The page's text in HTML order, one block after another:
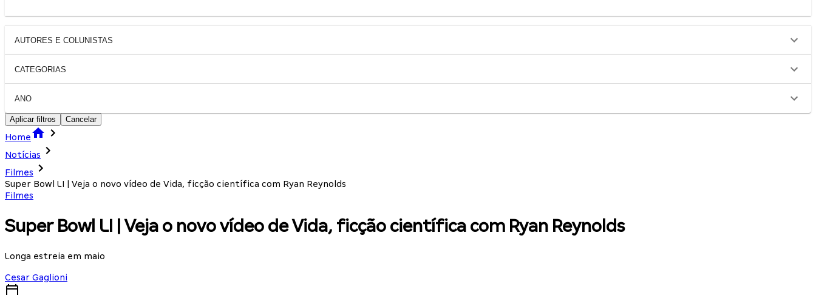
AUTORES E COLUNISTAS
CATEGORIAS
ANO
Aplicar filtros Cancelar
Home
Notícias
Filmes
Super Bowl LI | Veja o novo vídeo de Vida, ficção científica com Ryan Reynolds
Filmes
Super Bowl LI | Veja o novo vídeo de Vida, ficção científica com Ryan Reynolds
Longa estreia em maio
Cesar Gaglioni